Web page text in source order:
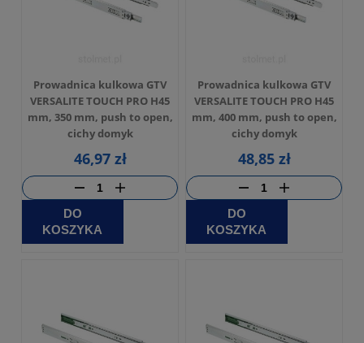
Prowadnica kulkowa GTV
VERSALITE TOUCH PRO H45
mm, 350 mm, push to open,
cichy domyk
46,97 zł
DO
KOSZYKA
Prowadnica kulkowa GTV
VERSALITE TOUCH PRO H45
mm, 400 mm, push to open,
cichy domyk
48,85 zł
DO
KOSZYKA